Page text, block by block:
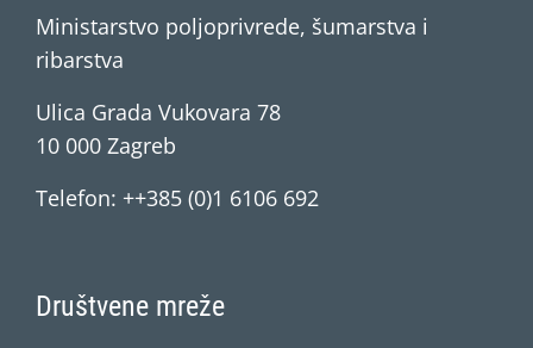
Ministarstvo poljoprivrede, šumarstva i
ribarstva
Ulica Grada Vukovara 78
10 000 Zagreb
Telefon: ++385 (0)1 6106 692
Društvene mreže